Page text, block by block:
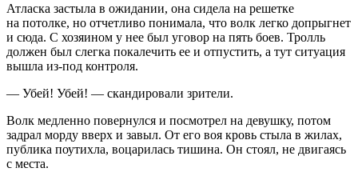
Атласка застыла в ожидании, она сидела на решетке
на потолке, но отчетливо понимала, что волк легко допрыгнет
и сюда. С хозяином у нее был уговор на пять боев. Тролль
должен был слегка покалечить ее и отпустить, а тут ситуация
вышла из-под контроля.
— Убей! Убей! — скандировали зрители.
Волк медленно повернулся и посмотрел на девушку, потом
задрал морду вверх и завыл. От его воя кровь стыла в жилах,
публика поутихла, воцарилась тишина. Он стоял, не двигаясь
с места.